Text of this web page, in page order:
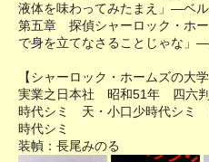
液体を味わってみたまえ」―ベル
第五章 探偵シャーロック・ホ
で身を立てなさることじゃな」
【シャーロック・ホームズの大学
実業之日本社 昭和51年 四六
時代シミ 天・小口少時代シミ
時代シミ
装幀：長尾みのる